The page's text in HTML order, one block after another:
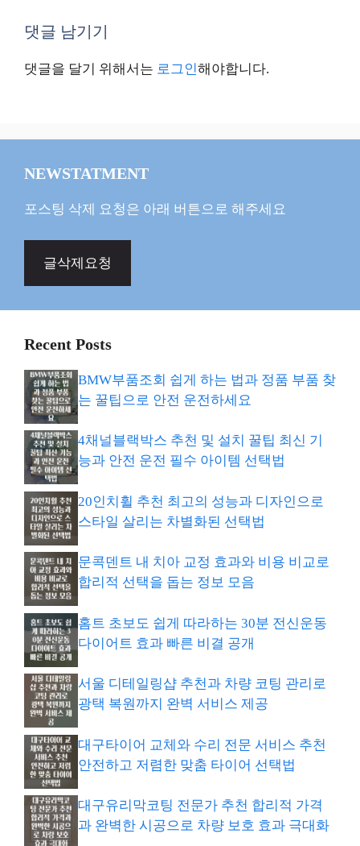
댓글 남기기
댓글을 달기 위해서는 로그인해야합니다.
NEWSTATMENT
포스팅 삭제 요청은 아래 버튼으로 해주세요
글삭제요청
Recent Posts
BMW부품조회 쉽게 하는 법과 정품 부품 찾
는 꿀팁으로 안전 운전하세요
4채널블랙박스 추천 및 설치 꿀팁 최신 기
능과 안전 운전 필수 아이템 선택법
20인치휠 추천 최고의 성능과 디자인으로
스타일 살리는 차별화된 선택법
문콕덴트 내 치아 교정 효과와 비용 비교로
합리적 선택을 돕는 정보 모음
홈트 초보도 쉽게 따라하는 30분 전신운동
다이어트 효과 빠른 비결 공개
서울 디테일링샵 추천과 차량 코팅 관리로
광택 복원까지 완벽 서비스 제공
대구타이어 교체와 수리 전문 서비스 추천
안전하고 저렴한 맞춤 타이어 선택법
대구유리막코팅 전문가 추천 합리적 가격
과 완벽한 시공으로 차량 보호 효과 극대화